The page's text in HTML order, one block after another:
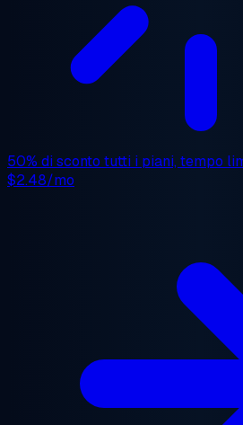
50% di sconto tutti i piani, tempo
$2.48/mo